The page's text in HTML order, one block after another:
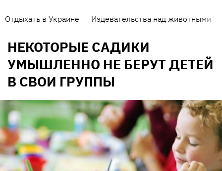
Отдыхать в Украине Издевательства над животными
НЕКОТОРЫЕ САДИКИ
УМЫШЛЕННО НЕ БЕРУТ ДЕТЕЙ
В СВОИ ГРУППЫ